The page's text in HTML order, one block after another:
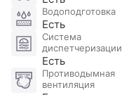
Водоподготовка
Есть
Система
диспетчеризации
Есть
Противодымная
вентиляция